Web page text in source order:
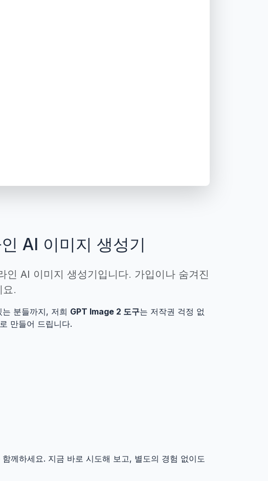
AI 이미지 생성기
인 AI 이미지 생성기입니다. 가입이나 숨겨진
.
분들까지, 저희 GPT Image 2 도구는 저작권 걱정 없
만들어 드립니다.
께하세요. 지금 바로 시도해 보고, 별도의 경험 없이도